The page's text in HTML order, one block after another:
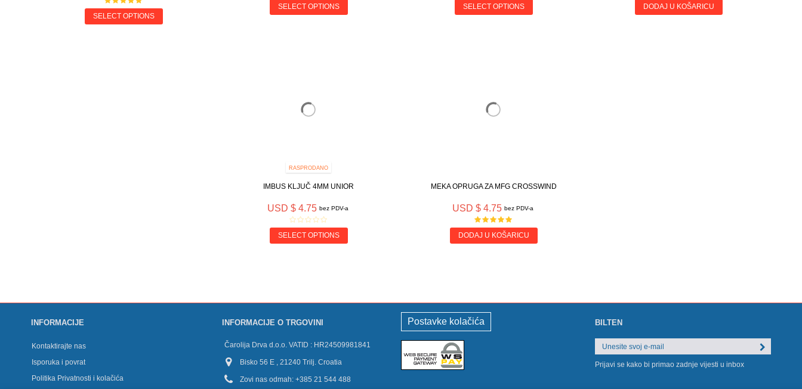
SELECT OPTIONS
SELECT OPTIONS SELECT OPTIONS DODAJ U KOŠARICU
RASPRODANO
IMBUS KLJUČ 4MM UNIOR
USD $ 4.75 bez PDV-a
SELECT OPTIONS
MEKA OPRUGA ZA MFG CROSSWIND
USD $ 4.75 bez PDV-a
DODAJ U KOŠARICU
INFORMACIJE
Kontaktirajte nas
Isporuka i povrat
Politika Privatnosti i kolačića
INFORMACIJE O TRGOVINI
Čarolija Drva d.o.o. VATID : HR24509981841
Bisko 56 E , 21240 Trilj. Croatia
Zovi nas odmah: +385 21 544 488
BILTEN
Prijavi se kako bi primao zadnje vijesti u inbox
Postavke kolačića